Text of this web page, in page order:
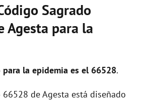
Sagrado
Agesta para la
para la epidemia es el 66528.
66528 de Agesta está diseñado